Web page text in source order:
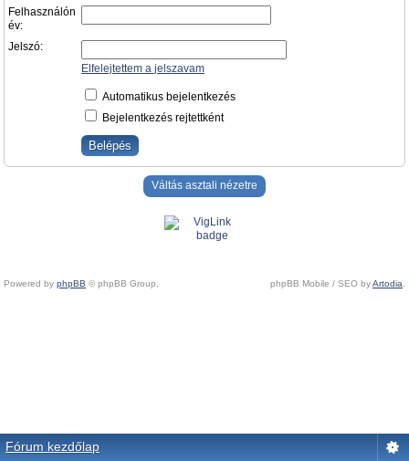
Felhasználón
év:
Jelszó:
Elfelejtettem a jelszavam
Automatikus bejelentkezés
Bejelentkezés rejtettként
Váltás asztali nézetre
Powered by phpBB © phpBB Group. phpBB Mobile / SEO byArtodia.
Fórum kezdőlap